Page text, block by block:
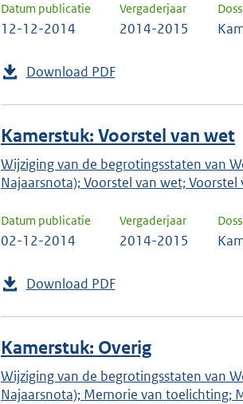
Datum publicatie
12-12-2014
Vergaderjaar
2014-2015
Download PDF
Kamerstuk: Voorstel van wet
Wijziging van de begrotingsstaten van
Najaarsnota); Voorstel van wet; Voorstel
Datum publicatie
02-12-2014
Vergaderjaar
2014-2015
Download PDF
Kamerstuk: Overig
Wijziging van de begrotingsstaten van
Najaarsnota); Memorie van toelichting;